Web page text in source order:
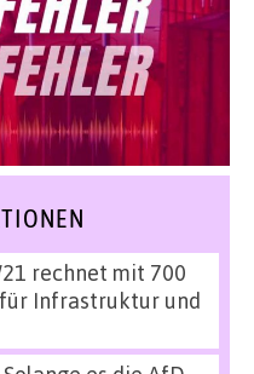
rechnet mit 700
Infrastruktur und